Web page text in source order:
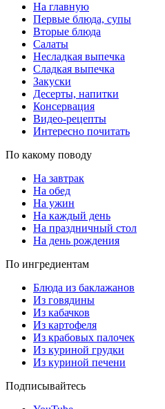
На главную
Первые блюда, супы
Вторые блюда
Салаты
Несладкая выпечка
Сладкая выпечка
Закуски
Десерты, напитки
Консервация
Видео-рецепты
Интересно почитать
По какому поводу
На завтрак
На обед
На ужин
На каждый день
На праздничный стол
На день рождения
По ингредиентам
Блюда из баклажанов
Из говядины
Из кабачков
Из картофеля
Из крабовых палочек
Из куриной грудки
Из куриной печени
Подписывайтесь